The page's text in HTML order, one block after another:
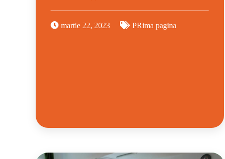
martie 22, 2023 PRima pagina